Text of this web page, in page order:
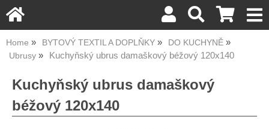
Home BYTOVÝ TEXTIL A DOPLŇKY
DO KUCHYNĚ
Ubrusy
Kuchyňský ubrus damaškový béžový 120x140
Kuchyňský ubrus damaškový
béžový 120x140